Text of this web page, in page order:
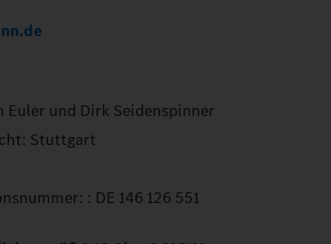
und Dirk Seidenspinner
Stuttgart
: DE 146 126 551